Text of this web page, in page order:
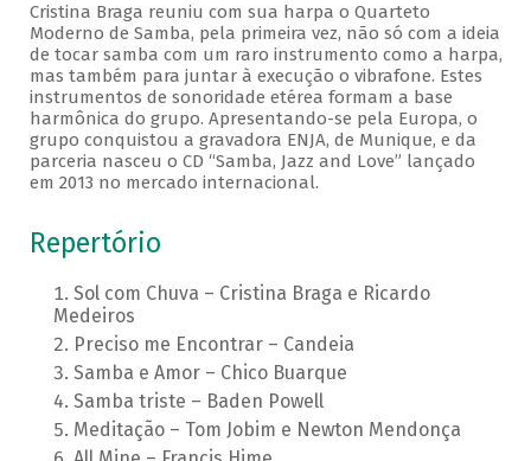
Cristina Braga reuniu com sua harpa o Quarteto
Moderno de Samba, pela primeira vez, não só com a ideia
de tocar samba com um raro instrumento como a harpa,
mas também para juntar à execução o vibrafone. Estes
instrumentos de sonoridade etérea formam a base
harmônica do grupo. Apresentando-se pela Europa, o
grupo conquistou a gravadora ENJA, de Munique, e da
parceria nasceu o CD “Samba, Jazz and Love” lançado
em 2013 no mercado internacional.
Repertório
Sol com Chuva – Cristina Braga e Ricardo
Medeiros
Preciso me Encontrar – Candeia
Samba e Amor – Chico Buarque
Samba triste – Baden Powell
Meditação – Tom Jobim e Newton Mendonça